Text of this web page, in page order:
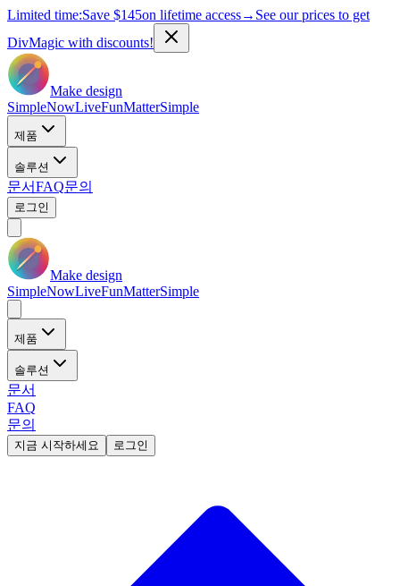
Limited time:Save $145on lifetime access→ See our prices to get
DivMagic with discounts!
Make design
SimpleNowLiveFunMatterSimple
제품
솔루션
문서FAQ문의
로그인
Make design
SimpleNowLiveFunMatterSimple
제품
솔루션
문서
FAQ
문의
지금 시작하세요 로그인